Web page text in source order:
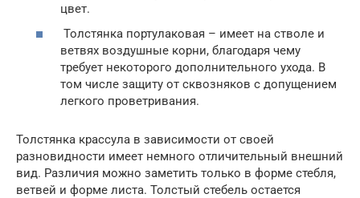
цвет.
Толстянка портулаковая – имеет на стволе и
ветвях воздушные корни, благодаря чему
требует некоторого дополнительного ухода. В
том числе защиту от сквозняков с допущением
легкого проветривания.
Толстянка крассула в зависимости от своей
разновидности имеет немного отличительный внешний
вид. Различия можно заметить только в форме стебля,
ветвей и форме листа. Толстый стебель остается